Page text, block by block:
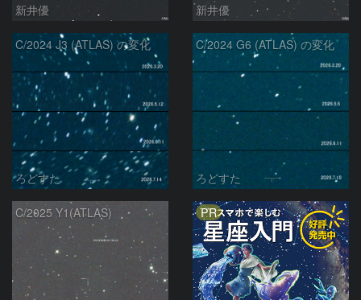
新井優 新井優
C/2024 J3 (ATLAS) の変化
ろどすた
C/2024 G6 (ATLAS) の変化
ろどすた
C/2025 Y1(ATLAS) PR